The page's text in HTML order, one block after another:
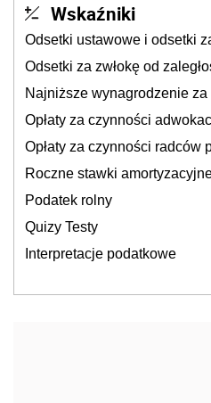
Wskaźniki
Odsetki ustawowe i odsetki
Odsetki za zwłokę od
Najniższe wynagrodzenie za
Opłaty za czynności
Opłaty za czynności radców
Roczne stawki
Podatek rolny
Quizy Testy
Interpretacje podatkowe